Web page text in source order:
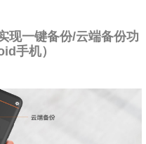
现一键备份/云端备份功
手机）